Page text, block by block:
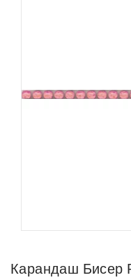
Карандаш Бисер